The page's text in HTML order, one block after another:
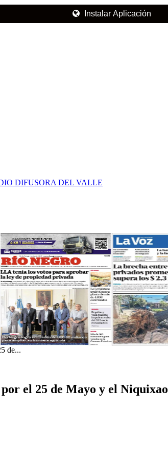
Instalar Aplicación
DIFUSORA DEL VALLE
de...
el 25 de Mayo y el Niquixao